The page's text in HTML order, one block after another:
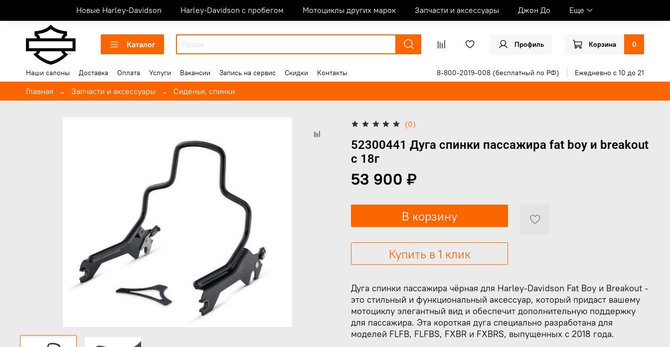
Новые Harley-Davidson Harley-Davidson с пробегом Мотоциклы других марок Запчасти и аксессуары Джон До Еще
Каталог Профиль Корзина 0
Наши салоны Доставка Оплата Услуги Вакансии Запись на сервис Скидки Контакты 8-800-2019-008 (бесплатный по РФ) Ежедневно с 10 до 21
Главная Запчасти и аксессуары Сиденья, спинки
(0)
52300441 Дуга спинки пассажира fat boy и breakout
с 18г
53 900 ₽
В корзину
Купить в 1 клик
Дуга спинки пассажира чёрная для Harley-Davidson Fat Boy и Breakout -
это стильный и функциональный аксессуар, который придаст вашему
мотоциклу элегантный вид и обеспечит дополнительную поддержку
для пассажира. Эта короткая дуга специально разработана для
моделей FLFB, FLFBS, FXBR и FXBRS, выпущенных с 2018 года.